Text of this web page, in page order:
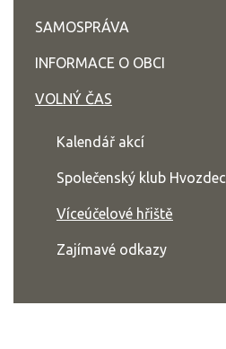
SAMOSPRÁVA
INFORMACE O OBCI
VOLNÝ ČAS
Kalendář akcí
Společenský klub Hvozdec
Víceúčelové hřiště
Zajímavé odkazy